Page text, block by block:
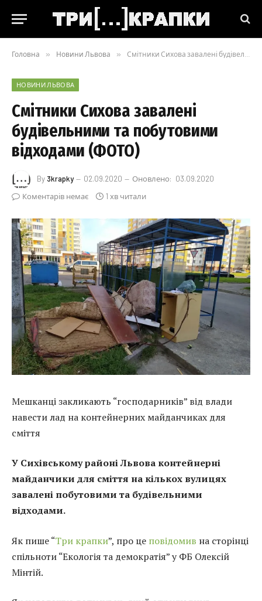
Головна » Новини Львова » Смітники Сихова завалені будівельними та побутовими відходами (ФОТО)
НОВИНИ ЛЬВОВА
Смітники Сихова завалені
будівельними та побутовими
відходами (ФОТО)
By 3krapky 02.09.2020 Оновлено: 03.09.2020
Коментарів немає
1 хв читали
Мешканці закликають “господарників” від влади
навести лад на контейнерних майданчиках для
сміття
У Сихівському районі Львова контейнерні
майданчики для сміття на кількох вулицях
завалені побутовими та будівельними
відходами.
Як пише “Три крапки”, про це повідомив на сторінці
спільноти “Екологія та демократія” у ФБ Олексій
Мінтій.